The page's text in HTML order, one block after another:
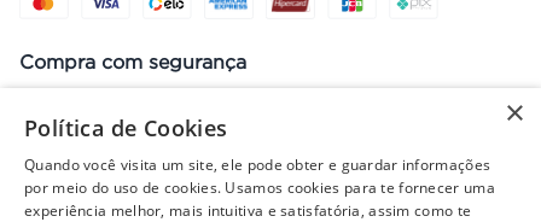
Compra com segurança
Preços, promoções, condições de pagamento e frete válidos apenas
para compras no site. Em caso de divergência, prevalece o valor do
×
Política de Cookies
Quando você visita um site, ele pode obter e guardar informações
por meio do uso de cookies. Usamos cookies para te fornecer uma
experiência melhor, mais intuitiva e satisfatória, assim como te